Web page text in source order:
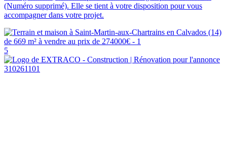
(Numéro supprimé). Elle se tient à votre disposition pour vous
accompagner dans votre projet.
5